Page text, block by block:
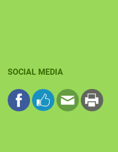
SOCIAL MEDIA